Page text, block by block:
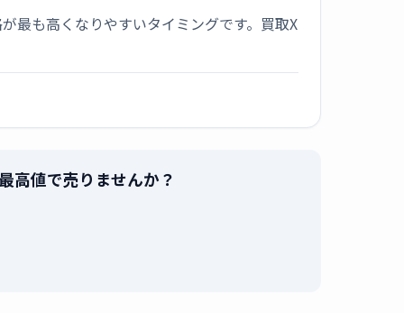
最も高くなりやすいタイミングです。買取X
高値で売りませんか？